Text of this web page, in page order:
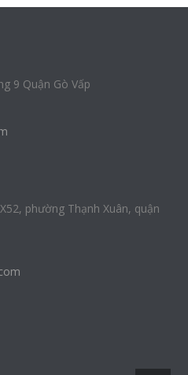
9 Quận Gò Vấp
phường Thạnh Xuân, quận